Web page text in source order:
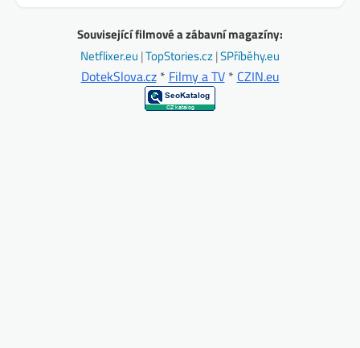
Související filmové a zábavní magazíny:
Netflixer.eu |TopStories.cz|SPříběhy.eu
DotekSlova.cz* Filmy a TV* CZIN.eu